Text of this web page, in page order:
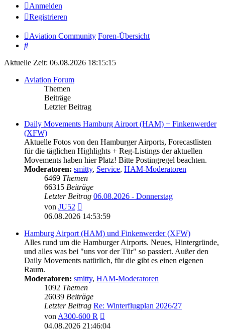
Anmelden
Registrieren
Aviation Community Foren-Übersicht
Suche
Aktuelle Zeit: 06.08.2026 18:15:15
Aviation Forum
Themen
Beiträge
Letzter Beitrag
Daily Movements Hamburg Airport (HAM) + Finkenwerder
(XFW)
Aktuelle Fotos von den Hamburger Airports, Forecastlisten
für die täglichen Highlights + Reg-Listings der aktuellen
Movements haben hier Platz! Bitte Postingregel beachten.
Moderatoren: smitty, Service, HAM-Moderatoren
6469 Themen
66315 Beiträge
Letzter Beitrag 06.08.2026 - Donnerstag
von JU52
Beitrag
06.08.2026 14:53:59
Hamburg Airport (HAM) und Finkenwerder (XFW)
Alles rund um die Hamburger Airports. Neues, Hintergründe,
und alles was bei "uns vor der Tür" so passiert. Außer den
Daily Movements natürlich, für die gibt es einen eigenen
Raum.
Moderatoren: smitty, HAM-Moderatoren
1092 Themen
26039 Beiträge
Letzter Beitrag Re: Winterflugplan 2026/27
vonA300-600 R
Beitrag
04.08.2026 21:46:04